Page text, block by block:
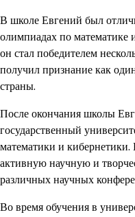
В школе Евгений был
олимпиадах по математике
он стал победителем
получил признание как
страны.
После окончания школы
государственный
математики и
активную научную и
различных научных
Во время обучения в